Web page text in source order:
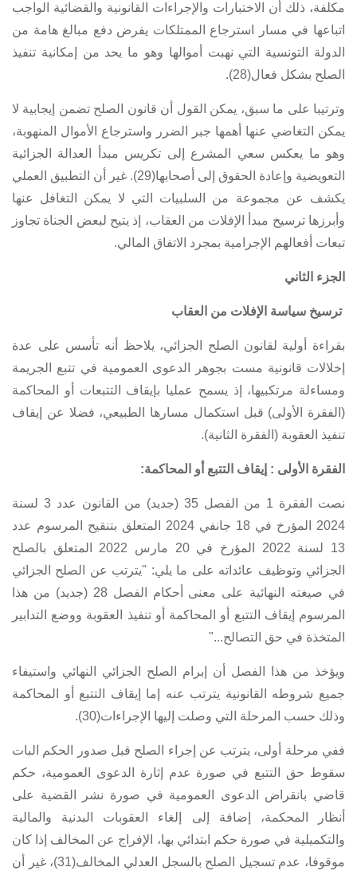
مكلفة، ذلك أن الاختبارات والإجراءات القانونية والقضائية الواجب
اتباعها في مسار استرجاع الممتلكات يفرض دفع مبالغ هامة من
الدولة التونسية التي نهبت أموالها وهو ما يحد من إمكانية تنفيذ
الصلح بشكل فعال(28).
وترتيبا على ما سبق، يمكن القول أن قانون الصلح تضمن إيجابية لا
يمكن التغاضي عنها أهمها جبر الضرر واسترجاع الأموال المنهوبة،
وهو ما يعكس سعي المشرع إلى تكريس مبدأ العدالة الجزائية
التعويضية وإعادة الحقوق إلى أصحابها(29). غير أن التطبيق العملي
يكشف عن مجموعة من السلبيات التي لا يمكن التغافل عنها
وأبرزها ترسيخ مبدأ الإفلات من العقاب، إذ يتيح لبعض الجناة تجاوز
تبعات أفعالهم الإجرامية بمجرد الاتفاق المالي.
الجزء الثاني
ترسيخ سياسة الإفلات من العقاب
بقراءة أولية لقانون الصلح الجزائي، يلاحظ أنه تأسس على عدة
إخلالات قانونية مست بجوهر الدعوى العمومية في تتبع الجريمة
ومساءلة مرتكبيها، إذ يسمح عمليا بإيقاف التتبعات أو المحاكمة
(الفقرة الأولى) قبل استكمال مسارها الطبيعي، فضلا عن إيقاف
تنفيذ العقوبة (الفقرة الثانية).
الفقرة الأولى : إيقاف التتبع أو المحاكمة:
نصت
الفقرة 1 من الفصل 35 (جديد) من القانون عدد 3 لسنة
2024 المؤرخ في 18 جانفي 2024
المتعلق بتنقيح
المرسوم عدد
13 لسنة 2022 المؤرخ في 20 مارس 2022 المتعلق بالصلح
الجزائي وتوظيف عائداته على ما يلي: "يترتب عن الصلح الجزائي
في صيغته النهائية على معنى أحكام
الفصل 28 (جديد) من هذا
المرسوم إيقاف التتبع أو المحاكمة أو تنفيذ العقوبة ووضع التدابير
المتخذة في حق التصالح..."
ويؤخذ من هذا الفصل أن إبرام الصلح الجزائي النهائي واستيفاء
جميع شروطه القانونية يترتب عنه إما إيقاف التتبع أو المحاكمة
وذلك حسب المرحلة التي وصلت إليها الإجراءات(30).
ففي مرحلة أولى، يترتب عن إجراء الصلح قبل صدور الحكم البات
سقوط حق التتبع في صورة عدم إثارة الدعوى العمومية، حكم
قاضي بانقراض الدعوى العمومية في صورة نشر القضية على
أنظار المحكمة، إضافة إلى إلغاء العقوبات البدنية والمالية
والتكميلية في صورة حكم ابتدائي بها، الإفراج عن المخالف إذا كان
موقوفا، عدم تسجيل الصلح بالسجل العدلي المخالف(31)، غير أن